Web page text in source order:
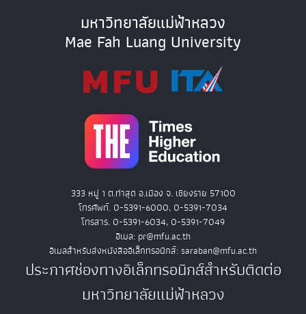
มหาวิทยาลัยแม่ฟ้าหลวง
Mae Fah Luang University
333 หมู่ 1 ต.ท่าสุด อ.เมือง จ. เชียงราย 57100
โทรศัพท์. 0-5391-6000, 0-5391-7034
โทรสาร. 0-5391-6034, 0-5391-7049
อีเมล: pr@mfu.ac.th
อีเมลสำหรับส่งหนังสืออิเล็กทรอนิกส์: saraban@mfu.ac.th
ประกาศช่องทางอิเล็กทรอนิกส์สำหรับติดต่อ
มหาวิทยาลัยแม่ฟ้าหลวง